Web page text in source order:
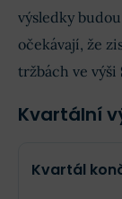
výsledky
očekávají, že
tržbách ve výši
Kvartální
Kvartál